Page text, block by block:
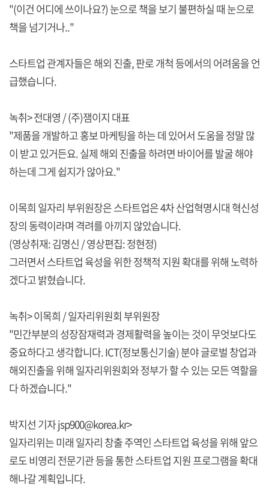
"(이건 어디에 쓰이나요?) 눈으로 책을 보기 불편하실 때 눈으로
책을 넘기거나.."
스타트업 관계자들은 해외 진출, 판로 개척 등에서의 어려움을 언
급했습니다.
녹취> 전대영 / (주)잼이지 대표
"제품을 개발하고 홍보 마케팅을 하는 데 있어서 도움을 정말 많
이 받고 있거든요. 실제 해외 진출을 하려면 바이어를 발굴 해야
하는데 그게 쉽지가 않아요."
이목희 일자리 부위원장은 스타트업은 4차 산업혁명시대 혁신성
장의 동력이라며 격려를 아끼지 않았습니다.
(영상취재: 김명신 / 영상편집: 정현정)
그러면서 스타트업 육성을 위한 정책적 지원 확대를 위해 노력하
겠다고 밝혔습니다.
녹취> 이목희 / 일자리위원회 부위원장
"민간부분의 성장잠재력과 경제활력을 높이는 것이 무엇보다도
중요하다고 생각합니다. ICT(정보통신기술) 분야 글로벌 창업과
해외진출을 위해 일자리위원회와 정부가 할 수 있는 모든 역할을
다 하겠습니다."
박지선 기자 jsp900@korea.kr>
일자리위는 미래 일자리 창출 주역인 스타트업 육성을 위해 앞으
로도 비영리 전문기관 등을 통한 스타트업 지원 프로그램을 확대
해나갈 계획입니다.